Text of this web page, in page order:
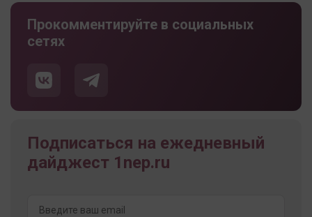
Прокомментируйте в социальных
сетях
Подписаться на ежедневный
дайджест 1nep.ru